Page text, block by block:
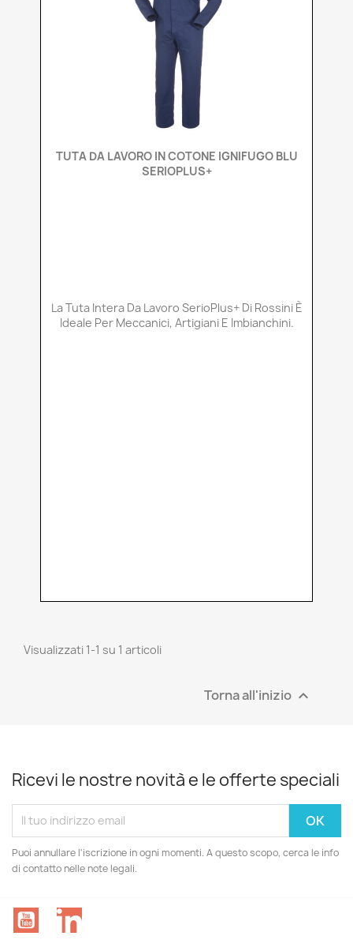
Anteprima
TUTA DA LAVORO IN COTONE IGNIFUGO BLU
SERIOPLUS+
La Tuta Intera Da Lavoro SerioPlus+ Di Rossini È
Ideale Per Meccanici, Artigiani E Imbianchini.
Visualizzati 1-1 su 1 articoli
Torna all'inizio 
Ricevi le nostre novità e le offerte speciali
Puoi annullare l'iscrizione in ogni momenti. A questo scopo, cerca le info
di contatto nelle note legali.
YouTubeLinkedIn